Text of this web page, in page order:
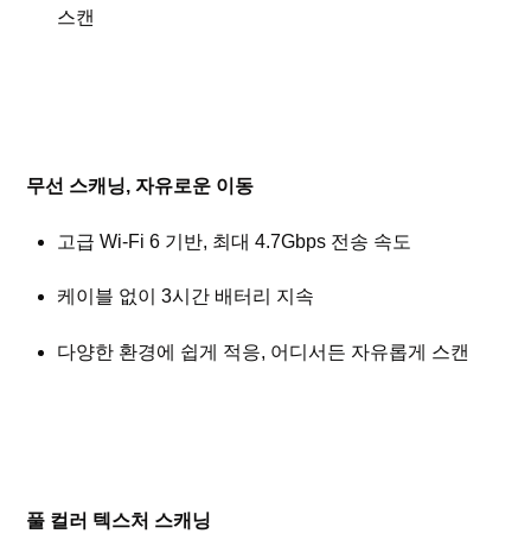
스캔
무선 스캐닝, 자유로운 이동
고급 Wi-Fi 6 기반, 최대 4.7Gbps 전송 속도
케이블 없이 3시간 배터리 지속
다양한 환경에 쉽게 적응, 어디서든 자유롭게 스캔
풀 컬러 텍스처 스캐닝